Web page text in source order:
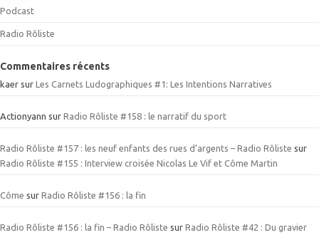
Podcast
Radio Rôliste
Commentaires récents
kaer sur Les Carnets Ludographiques #1: Les Intentions Narratives
Actionyann sur Radio Rôliste #158 : le narratif du sport
Radio Rôliste #157 : les neuf enfants des rues d’argents – Radio Rôliste sur
Radio Rôliste #155 : Interview croisée Nicolas Le Vif et Côme Martin
Côme sur Radio Rôliste #156 : la fin
Radio Rôliste #156 : la fin – Radio Rôliste sur Radio Rôliste #42 : Du gravier